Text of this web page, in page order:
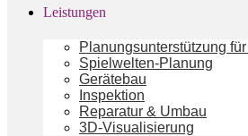
Leistungen
Planungsunterstützung
Spielwelten-Planung
Gerätebau
Inspektion
Reparatur & Umbau
3D-Visualisierung